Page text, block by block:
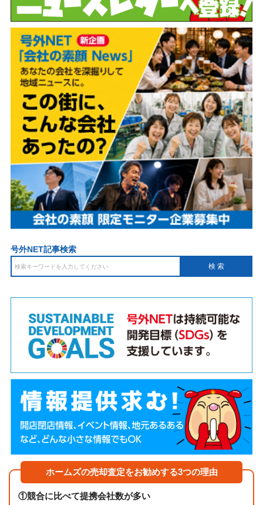
号外NET記事検索
ホームズの売却査定をお勧めする3つの理由
①競合に比べて提携会社数が多い